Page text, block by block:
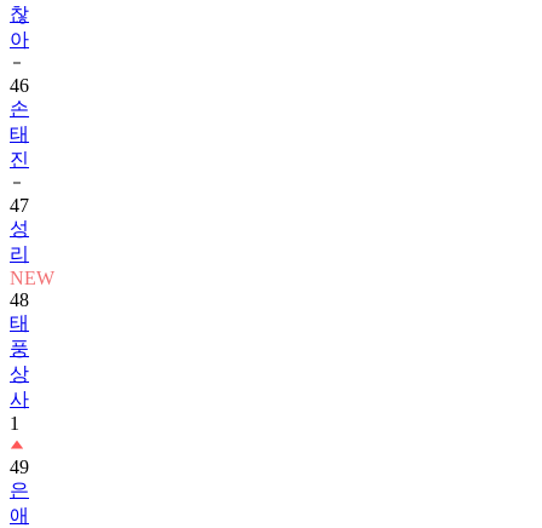
찮
아
46
손
태
진
47
성
리
NEW
48
태
풍
상
사
1
49
은
애